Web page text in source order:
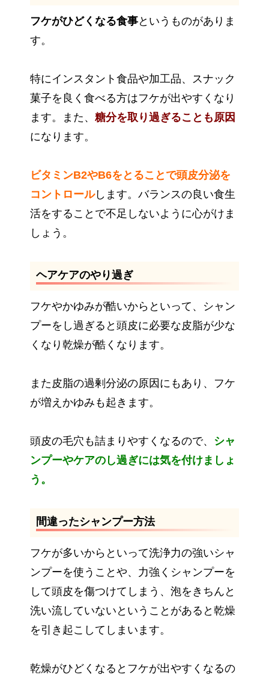
フケがひどくなる食事というものがありま
す。
特にインスタント食品や加工品、スナック
菓子を良く食べる方はフケが出やすくなり
ます。また、 糖分を取り過ぎることも原因
になります。
ビタミンB2やB6をとることで頭皮分泌を
コントロールします。バランスの良い食生
活をすることで不足しないように心がけま
しょう。
ヘアケアのやり過ぎ
フケやかゆみが酷いからといって、シャン
プーをし過ぎると頭皮に必要な皮脂が少な
くなり乾燥が酷くなります。
また皮脂の過剰分泌の原因にもあり、フケ
が増えかゆみも起きます。
頭皮の毛穴も詰まりやすくなるので、 シャ
ンプーやケアのし過ぎには気を付けましょ
う。
間違ったシャンプー方法
フケが多いからといって洗浄力の強いシャ
ンプーを使うことや、力強くシャンプーを
して頭皮を傷つけてしまう、泡をきちんと
洗い流していないということがあると乾燥
を引き起こしてしまいます。
乾燥がひどくなるとフケが出やすくなるの